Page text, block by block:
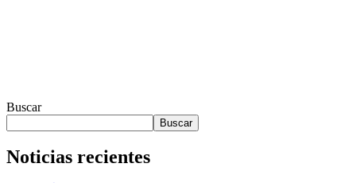
Buscar
Buscar
Noticias recientes